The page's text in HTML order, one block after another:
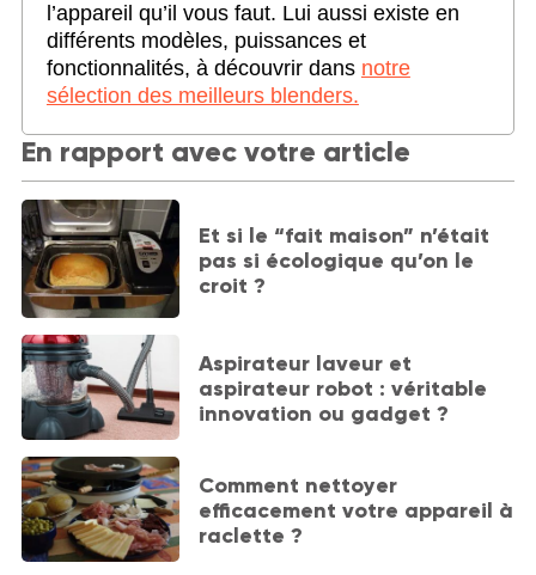
l’appareil qu’il vous faut. Lui aussi existe en
différents modèles, puissances et
fonctionnalités, à découvrir dans notre
sélection des meilleurs blenders.
En rapport avec votre article
Et si le “fait maison” n’était
pas si écologique qu’on le
croit ?
Aspirateur laveur et
aspirateur robot : véritable
innovation ou gadget ?
Comment nettoyer
efficacement votre appareil à
raclette ?